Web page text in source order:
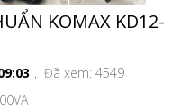
KOMAX KD12-
, Đã xem: 4549